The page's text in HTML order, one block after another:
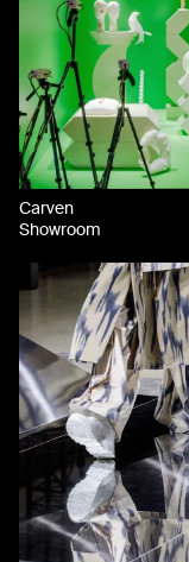
Carven
Showroom